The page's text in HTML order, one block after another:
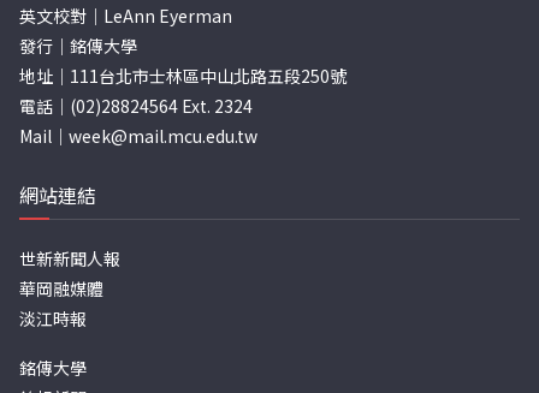
英文校對｜LeAnn Eyerman
發行｜銘傳大學
地址｜111台北市士林區中山北路五段250號
電話｜(02)28824564 Ext. 2324
Mail｜ week@mail.mcu.edu.tw
網站連結
世新新聞人報
華岡融媒體
淡江時報
銘傳大學